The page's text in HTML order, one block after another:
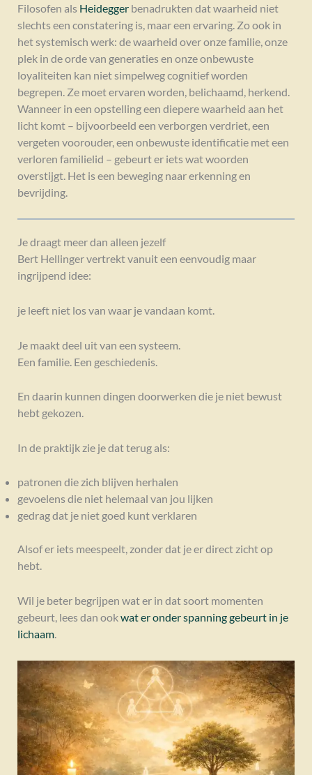
Filosofen als Heideggerbenadrukten dat waarheid niet
slechts een constatering is, maar een ervaring. Zo ook in
het systemisch werk: de waarheid over onze familie, onze
plek in de orde van generaties en onze onbewuste
loyaliteiten kan niet simpelweg cognitief worden
begrepen. Ze moet ervaren worden, belichaamd, herkend.
Wanneer in een opstelling een diepere waarheid aan het
licht komt – bijvoorbeeld een verborgen verdriet, een
vergeten voorouder, een onbewuste identificatie met een
verloren familielid – gebeurt er iets wat woorden
overstijgt. Het is een beweging naar erkenning en
bevrijding.
Je draagt meer dan alleen jezelf
Bert Hellinger vertrekt vanuit een eenvoudig maar
ingrijpend idee:
je leeft niet los van waar je vandaan komt.
Je maakt deel uit van een systeem.
Een familie. Een geschiedenis.
En daarin kunnen dingen doorwerken die je niet bewust
hebt gekozen.
In de praktijk zie je dat terug als:
patronen die zich blijven herhalen
gevoelens die niet helemaal van jou lijken
gedrag dat je niet goed kunt verklaren
Alsof er iets meespeelt, zonder dat je er direct zicht op
hebt.
Wil je beter begrijpen wat er in dat soort momenten
gebeurt, lees dan ookwat er onder spanning gebeurt in je
lichaam.